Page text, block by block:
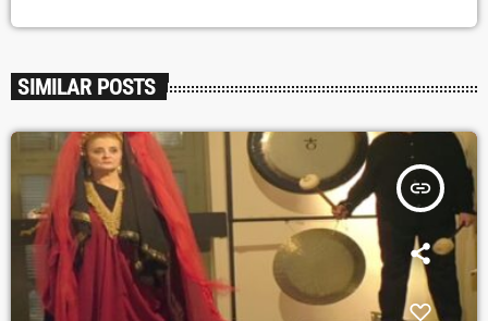
SIMILAR POSTS
insert_link